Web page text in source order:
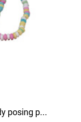
posing p...